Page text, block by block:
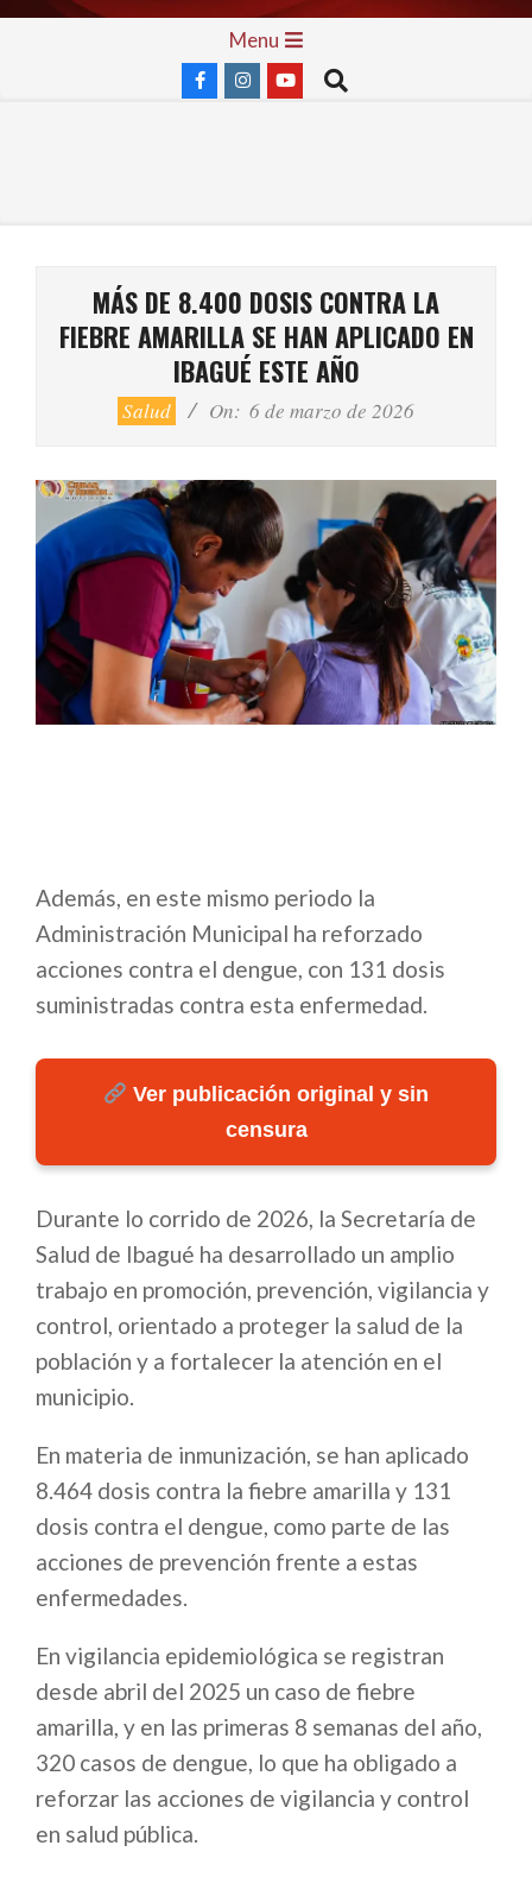
Skip
Menu
Search
MÁS DE 8.400 DOSIS CONTRA LA
FIEBRE AMARILLA SE HAN APLICADO EN
IBAGUÉ ESTE AÑO
Salud On: 6 de marzo de 2026
Además, en este mismo periodo la
Administración Municipal ha reforzado
acciones contra el dengue, con 131 dosis
suministradas contra esta enfermedad.
Ver publicación original y sin
censura
Durante lo corrido de 2026, la Secretaría de
Salud de Ibagué ha desarrollado un amplio
trabajo en promoción, prevención, vigilancia y
control, orientado a proteger la salud de la
población y a fortalecer la atención en el
municipio.
En materia de inmunización, se han aplicado
8.464 dosis contra la fiebre amarilla y 131
dosis contra el dengue, como parte de las
acciones de prevención frente a estas
enfermedades.
En vigilancia epidemiológica se registran
desde abril del 2025 un caso de fiebre
amarilla, y en las primeras 8 semanas del año,
320 casos de dengue, lo que ha obligado a
reforzar las acciones de vigilancia y control
en salud pública.